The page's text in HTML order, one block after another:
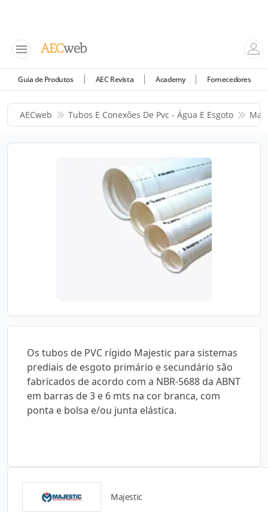
Guia de Produtos AEC Revista Academy Fornecedores
AECweb Tubos E Conexões De Pvc - Água E Esgoto
Os tubos de PVC rígido Majestic para sistemas
prediais de esgoto primário e secundário são
fabricados de acordo com a NBR-5688 da ABNT
em barras de 3 e 6 mts na cor branca, com
ponta e bolsa e/ou junta elástica.
Majestic